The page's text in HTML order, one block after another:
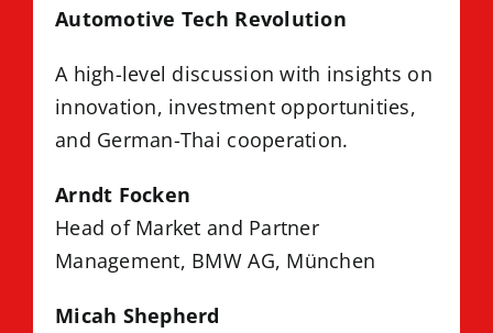
Automotive Tech Revolution
A high-level discussion with insights on
innovation, investment opportunities,
and German-Thai cooperation.
Arndt Focken
Head of Market and Partner
Management, BMW AG, München
Micah Shepherd